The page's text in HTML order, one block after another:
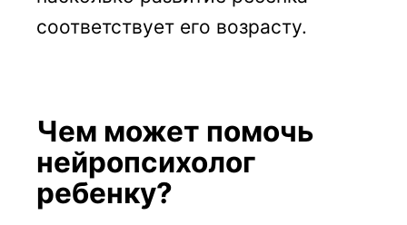
соответствует его возрасту.
Чем может помочь
нейропсихолог
ребенку?